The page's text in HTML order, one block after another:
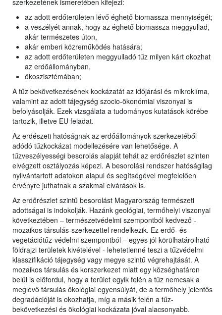
szerkezetének ismeretében kifejezi:
az adott erdőterületen lévő éghető biomassza mennyiségét;
a veszélyét annak, hogy az éghető biomassza meggyullad,
akár természetes úton,
akár emberi közreműködés hatására;
az adott erdőterületen meggyulladó tűz milyen kárt okozhat
az erdőállományban,
ökoszisztémában;
A tűz bekövetkezésének kockázatát az időjárási és mikroklíma,
valamint az adott tájegység szocio-ökonómiai viszonyai is
befolyásolják. Ezek vizsgálata a tudományos kutatások körébe
tartozik, illetve EU feladat.
Az erdészeti hatóságnak az erdőállományok szerkezetéből
adódó tűzkockázat modellezésére van lehetősége. A
tűzveszélyességi besorolás alapját tehát az erdőrészlet szinten
elvégzett osztályozás képezi. A besorolási rendszer hatóságilag
nyilvántartott adatokon alapul és segítségével megfelelően
érvényre juthatnak a szakmai elvárások is.
Az erdőrészlet szintű besorolást Magyarország természeti
adottságai is indokolják. Hazánk geológiai, termőhelyi viszonyai
következtében – természetvédelmi szempontból kedvező -
mozaikos társulás-szerkezettel rendelkezik. Ez erdő- és
vegetációtűz-védelmi szempontból – egyes jól körülhatárolható
földrajzi területek kivételével - lehetetlenné teszi a tűzvédelmi
klasszifikáció tájegység vagy megye szintű végrehajtását. A
mozaikos társulás és korszerkezet miatt egy községhatáron
belül is előfordul, hogy a terület egyik felén a tűz nemcsak a
meglévő társulás ökológiai egyensúlyát, de a termőhely jelentős
degradációját is okozhatja, míg a másik felén a tűz-
bekövetkezési és ökológiai kockázata jóval alacsonyabb.